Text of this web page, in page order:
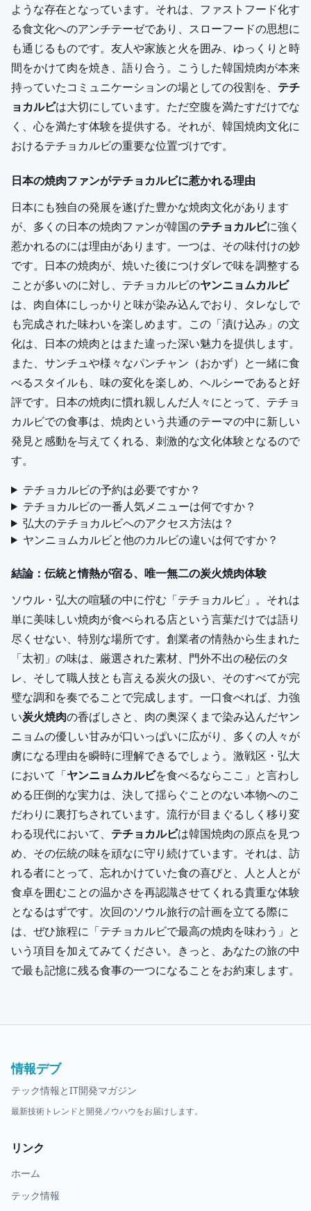
ような存在となっています。それは、ファストフード化す
る食文化へのアンチテーゼであり、スローフードの思想に
も通じるものです。友人や家族と火を囲み、ゆっくりと時
間をかけて肉を焼き、語り合う。こうした韓国焼肉が本来
持っていたコミュニケーションの場としての役割を、 テチ
ョカルビは大切にしています。ただ空腹を満たすだけでな
く、心を満たす体験を提供する。それが、韓国焼肉文化に
おけるテチョカルビの重要な位置づけです。
日本の焼肉ファンがテチョカルビに惹かれる理由
日本にも独自の発展を遂げた豊かな焼肉文化があります
が、多くの日本の焼肉ファンが韓国のテチョカルビに強く
惹かれるのには理由があります。一つは、その味付けの妙
です。日本の焼肉が、焼いた後につけダレで味を調整する
ことが多いのに対し、テチョカルビのヤンニョムカルビ
は、肉自体にしっかりと味が染み込んでおり、タレなしで
も完成された味わいを楽しめます。この「漬け込み」の文
化は、日本の焼肉とはまた違った深い魅力を提供します。
また、サンチュや様々なパンチャン（おかず）と一緒に食
べるスタイルも、味の変化を楽しめ、ヘルシーであると好
評です。日本の焼肉に慣れ親しんだ人々にとって、テチョ
カルビでの食事は、焼肉という共通のテーマの中に新しい
発見と感動を与えてくれる、刺激的な文化体験となるので
す。
テチョカルビの予約は必要ですか？
テチョカルビの一番人気メニューは何ですか？
弘大のテチョカルビへのアクセス方法は？
ヤンニョムカルビと他のカルビの違いは何ですか？
結論：伝統と情熱が宿る、唯一無二の炭火焼肉体験
ソウル・弘大の喧騒の中に佇む「テチョカルビ」。それは
単に美味しい焼肉が食べられる店という言葉だけでは語り
尽くせない、特別な場所です。創業者の情熱から生まれた
「太初」の味は、厳選された素材、門外不出の秘伝のタ
レ、そして職人技とも言える炭火の扱い、そのすべてが完
璧な調和を奏でることで完成します。一口食べれば、力強
い炭火焼肉の香ばしさと、肉の奥深くまで染み込んだヤン
ニョムの優しい甘みが口いっぱいに広がり、多くの人々が
虜になる理由を瞬時に理解できるでしょう。激戦区・弘大
において「ヤンニョムカルビを食べるならここ」と言わし
める圧倒的な実力は、決して揺らぐことのない本物へのこ
だわりに裏打ちされています。流行が目まぐるしく移り変
わる現代において、 テチョカルビは韓国焼肉の原点を見つ
め、その伝統の味を頑なに守り続けています。それは、訪
れる者にとって、忘れかけていた食の喜びと、人と人とが
食卓を囲むことの温かさを再認識させてくれる貴重な体験
となるはずです。次回のソウル旅行の計画を立てる際に
は、ぜひ旅程に「テチョカルビで最高の焼肉を味わう」と
いう項目を加えてみてください。きっと、あなたの旅の中
で最も記憶に残る食事の一つになることをお約束します。
情報デブ
テック情報とIT開発マガジン
最新技術トレンドと開発ノウハウをお届けします。
リンク
ホーム
テック情報